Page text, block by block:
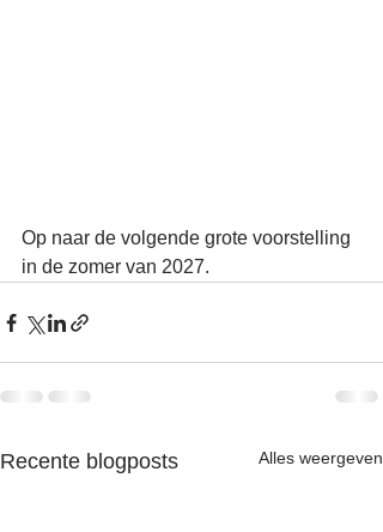
Op naar de volgende grote voorstelling
in de zomer van 2027.
Recente blogposts Alles weergeven